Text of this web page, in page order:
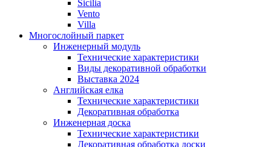
Sicilia
Vento
Villa
Многослойный паркет
Инженерный модуль
Технические характеристики
Виды декоративной обработки
Выставка 2024
Английская елка
Технические характеристики
Декоративная обработка
Инженерная доска
Технические характеристики
Декоративная обработка доски